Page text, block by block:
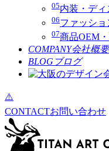
05内装・デ
06ファッシ
07商品OEM
COMPANY会社概要
BLOG ブログ
CONTACTお問い合わせ